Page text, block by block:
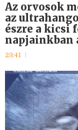
Az orvosok
az
észre a kicsi
napjainkban
23:41